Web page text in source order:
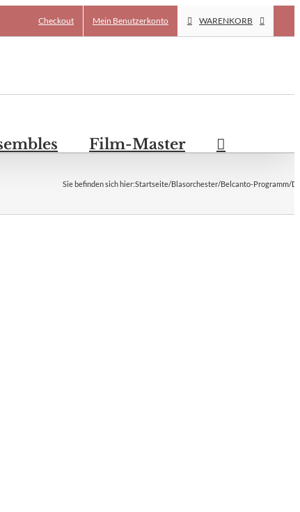
Checkout Mein Benutzerkonto WARENKORB
Film-Master
Sie befinden sich hier:Startseite/Blasorchester/Belcanto-Programm/